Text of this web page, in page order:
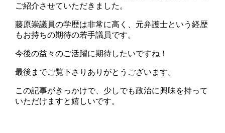
ご紹介させていただきました。
藤原崇議員の学歴は非常に高く、元弁護士という経歴
もお持ちの期待の若手議員です。
今後の益々のご活躍に期待したいですね！
最後までご覧下さりありがとうございます。
この記事がきっかけで、少しでも政治に興味を持って
いただけますと嬉しいです。